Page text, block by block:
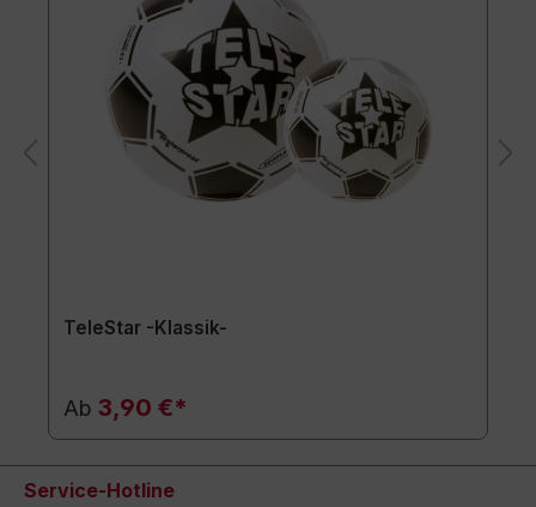
TeleStar -Klassik-
Ab 3,90 €*
Service-Hotline